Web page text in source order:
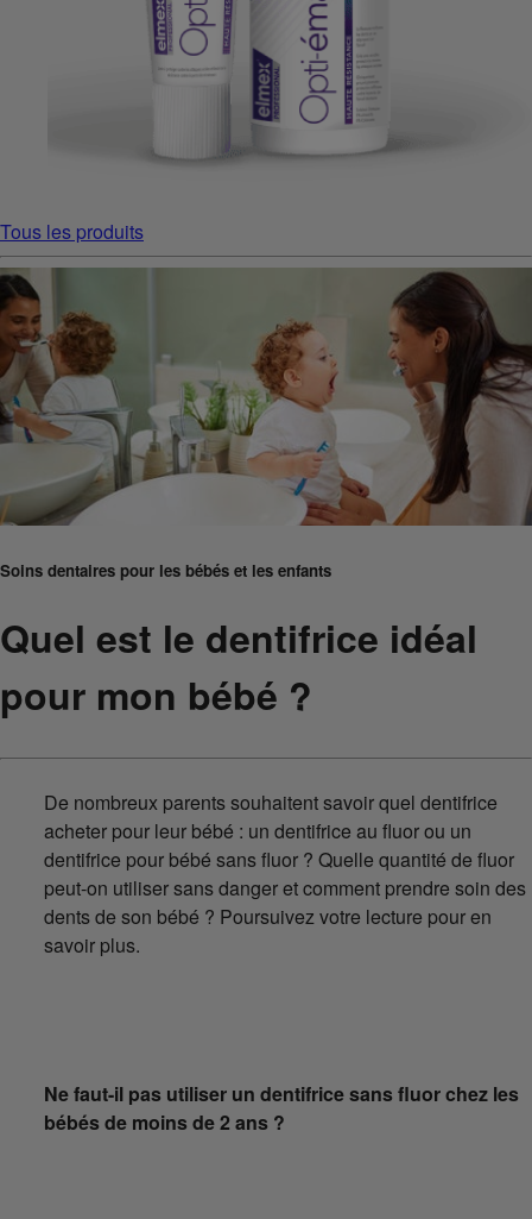
Tous les produits
Soins dentaires pour les bébés et les enfants
Quel est le dentifrice idéal
pour mon bébé ?
De nombreux parents souhaitent savoir quel dentifrice
acheter pour leur bébé : un dentifrice au fluor ou un
dentifrice pour bébé sans fluor ? Quelle quantité de fluor
peut-on utiliser sans danger et comment prendre soin des
dents de son bébé ? Poursuivez votre lecture pour en
savoir plus.
Ne faut-il pas utiliser un dentifrice sans fluor chez les
bébés de moins de 2 ans ?